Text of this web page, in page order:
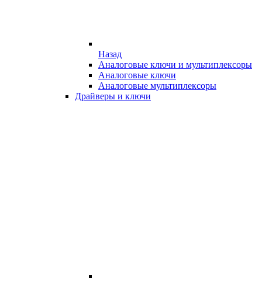
Назад
Аналоговые ключи и мультиплексоры
Аналоговые ключи
Аналоговые мультиплексоры
Драйверы и ключи